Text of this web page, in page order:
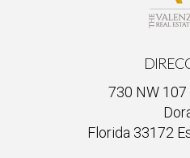
730 NW 107
Florida 33172